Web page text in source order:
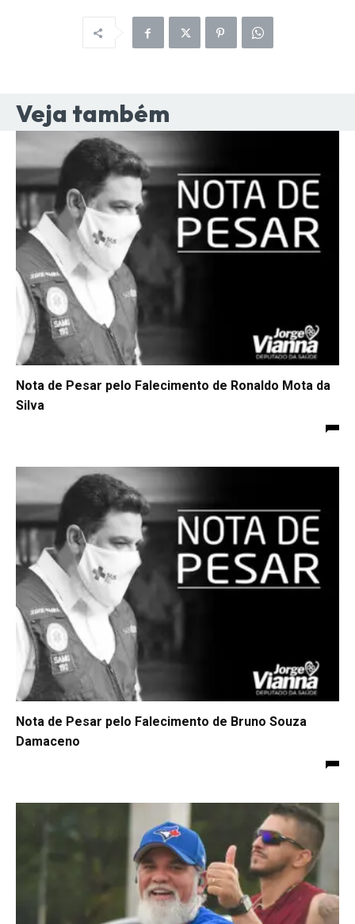
Veja também
Nota de Pesar pelo Falecimento de Ronaldo Mota da
Silva
Nota de Pesar pelo Falecimento de Bruno Souza
Damaceno